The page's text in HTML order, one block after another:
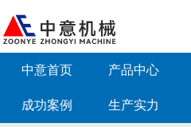
中意首页 产品中心
成功案例 生产实力